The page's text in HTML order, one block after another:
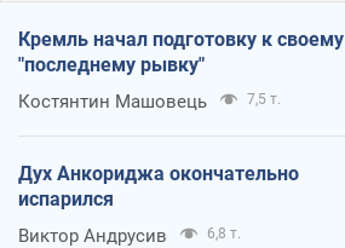
Кремль начал подготовку к своему
"последнему рывку"
Костянтин Машовець 7,5 т.
Дух Анкориджа окончательно
испарился
Виктор Андрусив 6,8 т.